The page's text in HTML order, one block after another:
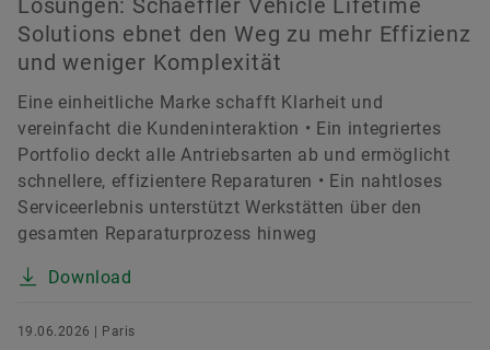
Lösungen: Schaeffler Vehicle Lifetime
Solutions ebnet den Weg zu mehr Effizienz
und weniger Komplexität
Eine einheitliche Marke schafft Klarheit und
vereinfacht die Kundeninteraktion • Ein integriertes
Portfolio deckt alle Antriebsarten ab und ermöglicht
schnellere, effizientere Reparaturen • Ein nahtloses
Serviceerlebnis unterstützt Werkstätten über den
gesamten Reparaturprozess hinweg
Download
19.06.2026 | Paris